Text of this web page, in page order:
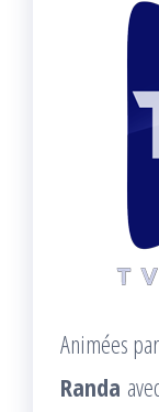
Animées par
Randa